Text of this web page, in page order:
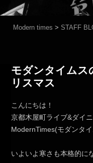
Modern times > STAFF
モダンタイムス
リスマス
こんにちは！
京都木屋町ライブ&ダイ
ModernTimes(モダンタ
いよいよ寒さも本格的に